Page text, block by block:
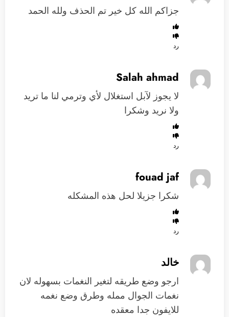
جزاكم الله كل خير تم الحذف ولله الحمد
رد
Salah ahmad
لا يجوز لآبل استغلال لأي وترمي لنا ما تريد
ولا نريد وشكرا
رد
fouad jaf
شكرا جزيلا لحل هذه المشكله
رد
خالد
ارجو وضع طريقه لتغير النغمات بسهوله لان
نغمات الجوال ممله وطرق وضع نغمه
للايفون جدا معقده